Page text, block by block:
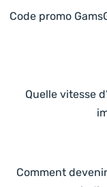
Code promo
Quelle vitesse
Comment